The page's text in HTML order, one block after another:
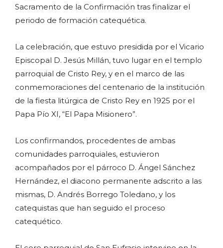
Sacramento de la Confirmación tras finalizar el
periodo de formación catequética.
La celebración, que estuvo presidida por el Vicario
Episcopal D. Jesús Millán, tuvo lugar en el templo
parroquial de Cristo Rey, y en el marco de las
conmemoraciones del centenario de la institución
de la fiesta litúrgica de Cristo Rey en 1925 por el
Papa Pío XI, “El Papa Misionero”.
Los confirmandos, procedentes de ambas
comunidades parroquiales, estuvieron
acompañados por el párroco D. Ángel Sánchez
Hernández, el diacono permanente adscrito a las
mismas, D. Andrés Borrego Toledano, y los
catequistas que han seguido el proceso
catequético.